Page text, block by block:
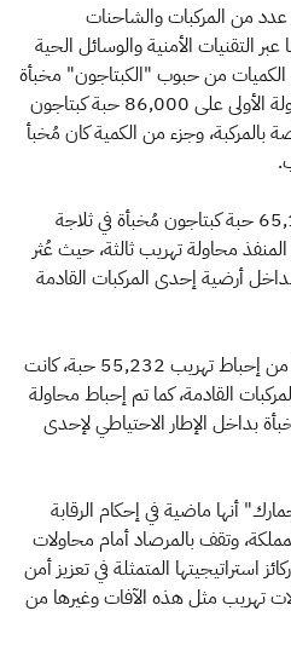
من المركبات والشاحنات
التقنيات الأمنية والوسائل الحية
الكميات من حبوب "الكبتاجون" مخبأة
بطرق مختلفة، حيث عُثر في المحاولة الأولى على 86,000 حبة كبتاجون
وجزء من الكمية كان مُخبأ
وفي المحاولة الثانية عُثر على 65,116 حبة كبتاجون مُخبأة في ثلاجة
محاولة تهريب ثالثة، حيث عُثر
بداخل أرضية إحدى المركبات القادمة
وفي المحاولة الرابعة تمكن المنفذ من إحباط تهريب 55,232 حبة، كانت
القادمة، كما تم إحباط محاولة
مخبأة بداخل الإطار الاحتياطي لإحدى
أنها ماضية في إحكام الرقابة
وتقف بالمرصاد أمام محاولات
استراتيجيتها المتمثلة في تعزيز أمن
تهريب مثل هذه الآفات وغيرها من